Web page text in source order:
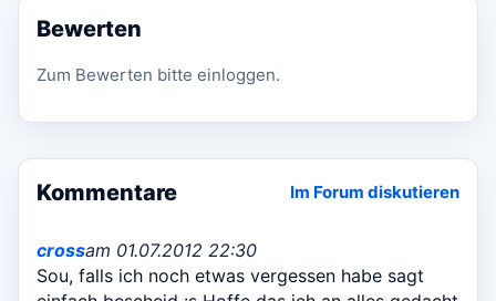
Bewerten
Zum Bewerten bitte einloggen.
Kommentare Im Forum diskutieren
crossam 01.07.2012 22:30
Sou, falls ich noch etwas vergessen habe sagt